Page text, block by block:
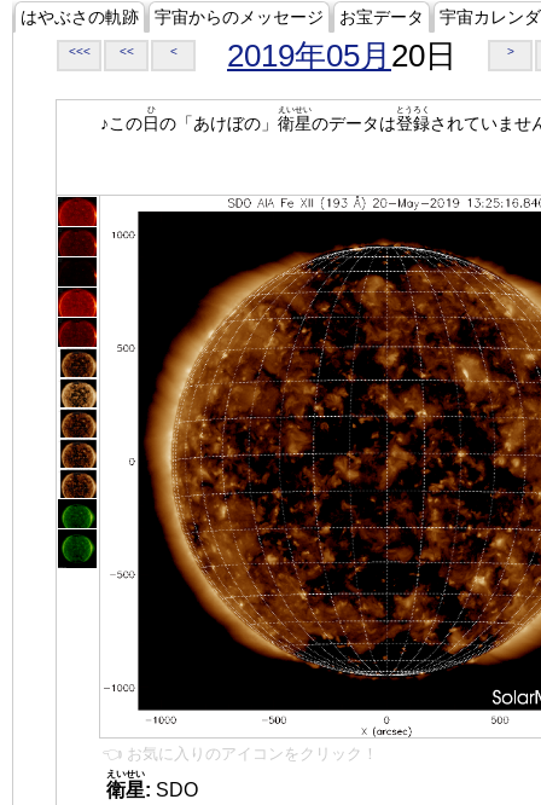
はやぶさの軌跡 宇宙からのメッセージ お宝データ 宇宙カレン
<<< << < 2019年05月 20日 >
♪この日
ひ
の「あけぼの」 衛星
えいせい
のデータは登録
とうろく
されていませ
👈 お気に入りのアイコンをクリック！
衛星
えいせい
: SDO